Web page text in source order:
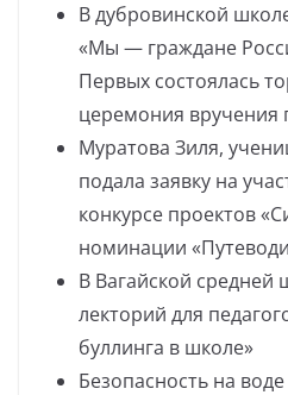
В дубровинской
«Мы — граждане
Первых состоялась
церемония вручения
Муратова Зиля,
подала заявку на
конкурсе проектов
номинации
В Вагайской
лекторий для
буллинга в школе»
Безопасность на